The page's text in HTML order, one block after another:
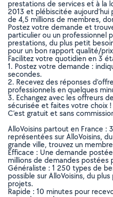
prestations de services et à la
2013 et plébiscitée
de 4,5 millions de membres,
Postez votre demande et
particulier ou un professionnel
prestations, du plus petit
pour un bon rapport qualité/
Facilitez votre quotidien en 3
1. Postez votre demande :
secondes.
2. Recevez des réponses
professionnels en quelques
3. Echangez avec les offreurs
sécurisée et faites votre choix !
C’est gratuit et sans
AlloVoisins partout en France :
représentées sur AlloVoisins,
grande ville, trouvez un
Efficace : Une demande
millions de demandes postées
Généraliste : 1 250 types de
possible sur AlloVoisins, du
projets.
Rapide : 10 minutes pour